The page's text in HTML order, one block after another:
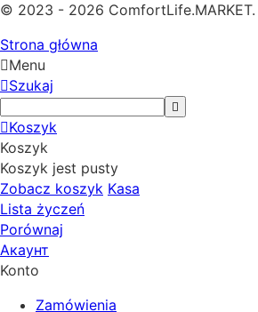
© 2023 - 2026 ComfortLife.MARKET.
Strona główna
Menu
Szukaj
Koszyk
Koszyk
Koszyk jest pusty
Zobacz koszyk Kasa
Lista życzeń
Porównaj
Акаунт
Konto
Zamówienia